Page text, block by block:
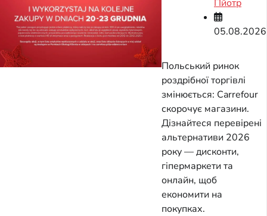
Пйотр
05.08.2026
Польський ринок
роздрібної торгівлі
змінюється: Carrefour
скорочує магазини.
Дізнайтеся перевірені
альтернативи 2026
року — дисконти,
гіпермаркети та
онлайн, щоб
економити на
покупках.